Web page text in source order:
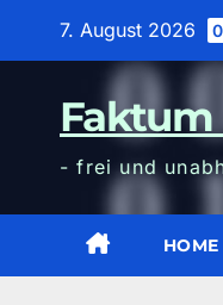
7. August 2026
Faktum
- frei und
HOME